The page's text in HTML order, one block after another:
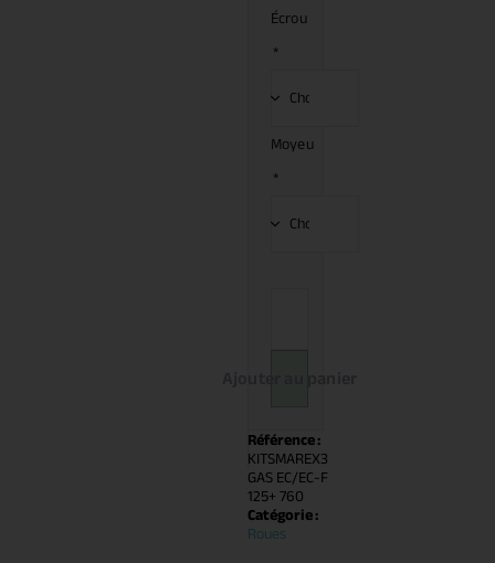
Écrou
*
Moyeu
*
Référence :
KITSMAREX3
GAS EC/EC-F
125+ 760
Catégorie :
Roues